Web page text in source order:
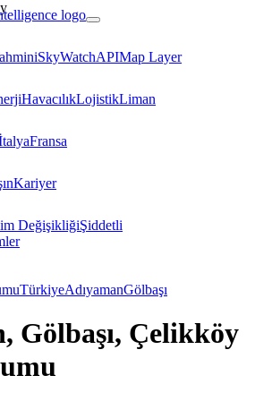
SkyWatchAPIMap Layer
HavacılıkLojistikLiman
Fransa
Kariyer
DeğişikliğiŞiddetli
TürkiyeAdıyamanGölbaşı
Gölbaşı, Çelikköy